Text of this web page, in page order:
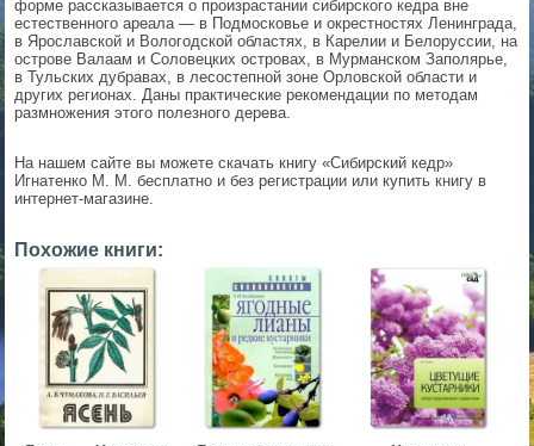
форме рассказывается о произрастании сибирского кедра вне
естественного ареала — в Подмосковье и окрестностях Ленинграда,
в Ярославской и Вологодской областях, в Карелии и Белоруссии, на
острове Валаам и Соловецких островах, в Мурманском Заполярье,
в Тульских дубравах, в лесостепной зоне Орловской области и
других регионах. Даны практические рекомендации по методам
размножения этого полезного дерева.
На нашем сайте вы можете скачать книгу «Сибирский кедр»
Игнатенко М. М. бесплатно и без регистрации или купить книгу в
интернет-магазине.
Похожие книги:
▼
▼
▼